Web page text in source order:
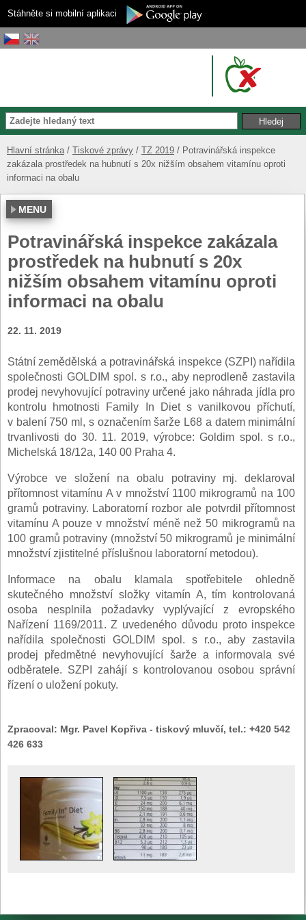
Stáhněte si mobilní aplikaci
Hlavní stránka Tiskové zprávy TZ 2019
Potravinářská inspekce
zakázala prostředek na hubnutí s 20x nižším obsahem vitamínu oproti
informaci na obalu
MENU
Potravinářská inspekce zakázala
prostředek na hubnutí s 20x
nižším obsahem vitamínu oproti
informaci na obalu
22. 11. 2019
Státní zemědělská a potravinářská inspekce (SZPI) nařídila
společnosti GOLDIM spol. s r.o., aby neprodleně zastavila
prodej nevyhovující potraviny určené jako náhrada jídla pro
kontrolu hmotnosti Family In Diet s vanilkovou příchutí,
v balení 750 ml, s označením šarže L68 a datem minimální
trvanlivosti do 30. 11. 2019, výrobce: Goldim spol. s r.o.,
Michelská 18/12a, 140 00 Praha 4.
Výrobce ve složení na obalu potraviny mj. deklaroval
přítomnost vitamínu A v množství 1100 mikrogramů na 100
gramů potraviny. Laboratorní rozbor ale potvrdil přítomnost
vitamínu A pouze v množství méně než 50 mikrogramů na
100 gramů potraviny (množství 50 mikrogramů je minimální
množství zjistitelné příslušnou laboratorní metodou).
Informace na obalu klamala spotřebitele ohledně
skutečného množství složky vitamín A, tím kontrolovaná
osoba nesplnila požadavky vyplývající z evropského
Nařízení 1169/2011. Z uvedeného důvodu proto inspekce
nařídila společnosti GOLDIM spol. s r.o., aby zastavila
prodej předmětné nevyhovující šarže a informovala své
odběratele. SZPI zahájí s kontrolovanou osobou správní
řízení o uložení pokuty.
Zpracoval: Mgr. Pavel Kopřiva - tiskový mluvčí, tel.: +420 542
426 633